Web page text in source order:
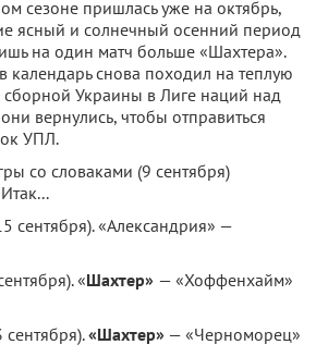
сезоне пришлась уже на октябрь,
ясный и солнечный осенний период
на один матч больше «Шахтера».
календарь снова походил на теплую
Украины в Лиге наций над
вернулись, чтобы отправиться
УПЛ.
со словаками (9 сентября)
сентября). «Александрия» —
«Шахтер» — «Хоффенхайм»
«Шахтер» — «Черноморец»